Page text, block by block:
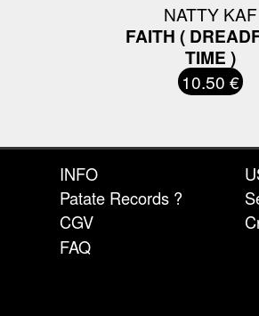
NATTY KAF
FAITH (
TIME )
10.50 €
INFO
Patate Records ?
CGV
FAQ